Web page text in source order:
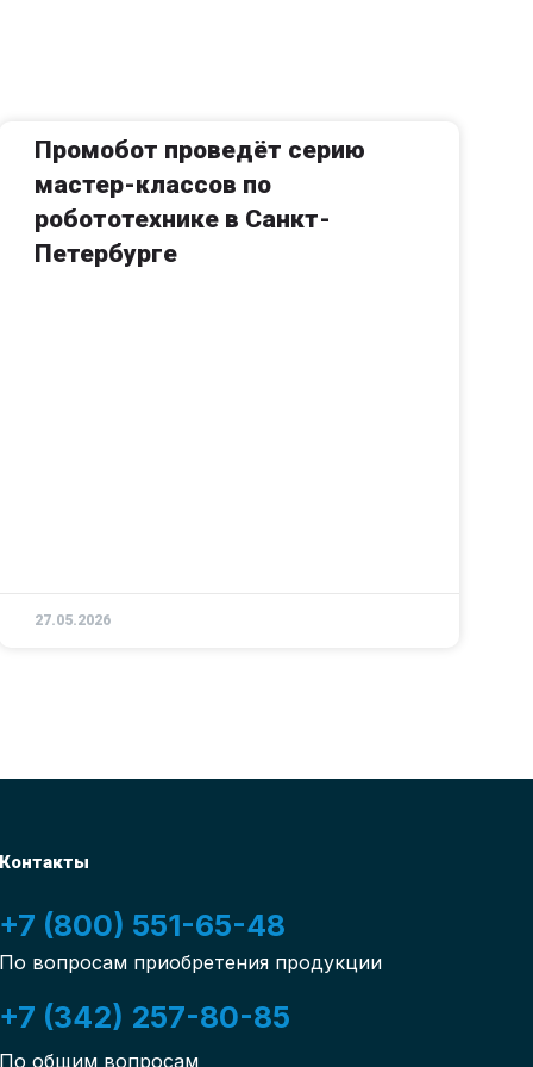
Промобот проведёт серию
мастер-классов по
робототехнике в Санкт-
Петербурге
27.05.2026
Контакты
+7 (800) 551-65-48
По вопросам приобретения продукции
+7 (342) 257-80-85
По общим вопросам